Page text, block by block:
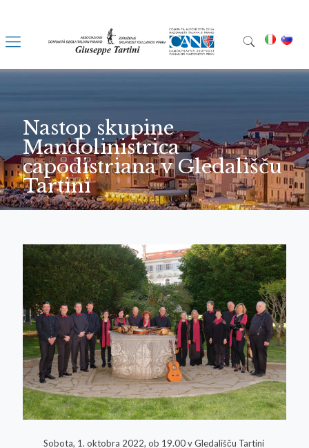
Nastop skupine
Mandolinistrica
capodistriana v Gledališču
Tartini
Sobota, 1. oktobra 2022, ob 19.00 v Gledališču Tartini